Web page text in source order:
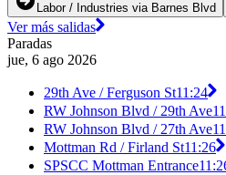
Labor / Industries via Barnes Blvd
Ver más salidas
Paradas
jue, 6 ago 2026
29th Ave / Ferguson St11:24
RW Johnson Blvd / 29th Ave
RW Johnson Blvd / 27th Ave
Mottman Rd / Firland St11:26
SPSCC Mottman Entrance